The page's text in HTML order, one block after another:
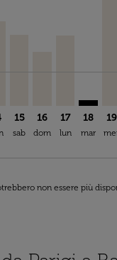
15
sab
16
dom
17
lun
18
mar
19
non essere più